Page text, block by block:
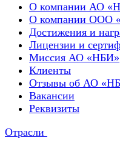
О компании АО
О компании ООО
Достижения и
Лицензии и
Миссия АО «НБИ»
Клиенты
Отзывы об АО
Вакансии
Реквизиты
Отрасли